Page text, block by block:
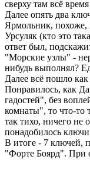
сверху там всё
Далее опять два
Ярмольник, похоже,
Урсуляк (кто это
ответ был,
"Морские узлы" -
нибудь выполнял?
Далее всё пошло
Понравилось, как
гадостей", без
комнаты", то что-то
так тихо, ничего не
понадобилось
В итоге - 7 ключей,
"Форте Боярд". При